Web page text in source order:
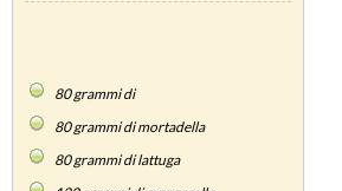
80grammi di
80grammi di mortadella
80grammi di lattuga